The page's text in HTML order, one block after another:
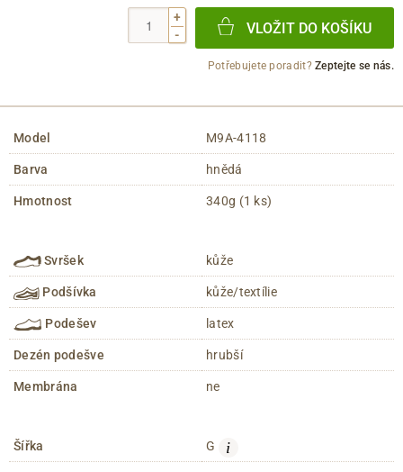
+
-
VLOŽIT DO KOŠÍKU
Potřebujete poradit?Zeptejte se nás.
Model M9A-4118
Barva hnědá
Hmotnost 340g (1 ks)
Svršek kůže
Podšívka kůže/textílie
Podešev latex
Dezén podešve hrubší
Membrána ne
Šířka G i